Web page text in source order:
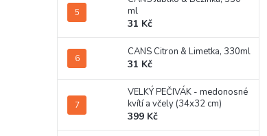
ml
31 Kč
CANS Citron & Limetka, 330ml
31 Kč
VELKÝ PEČIVÁK - medonosné
kvítí a včely (34x32 cm)
399 Kč